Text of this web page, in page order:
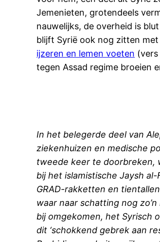
Jemenieten, grotendeels
nauwelijks, de overheid is
blijft Syrië ook nog zitten
ijzeren en lemen voeten
tegen Assad regime broeien
In het belegerde deel van
ziekenhuizen en medische
tweede keer te doorbreken,
bij het islamistische Jaysh
GRAD-rakketten en
waar naar schatting nog
bij omgekomen, het Syrisch
dit ‘schokkend gebrek aan